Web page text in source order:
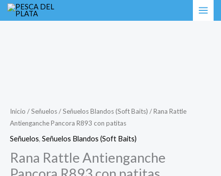
al
Inicio /Señuelos/Señuelos Blandos (Soft Baits) / Rana Rattle
Antienganche Pancora R893 con patitas
Señuelos, Señuelos Blandos (Soft Baits)
Rana Rattle Antienganche
Rana
cantidad